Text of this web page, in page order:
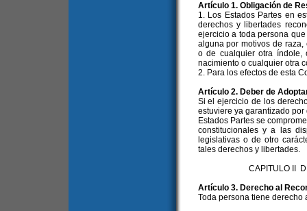
Artículo 1. Obligación de
1. Los Estados Partes en
derechos y libertades
ejercicio a toda persona
alguna por motivos de
o de cualquier otra índole,
nacimiento o cualquier otra
2. Para los efectos de esta
Artículo 2. Deber de
Si el ejercicio de los
estuviere ya garantizado
Estados Partes se
constitucionales y a las
legislativas o de otro
tales derechos y libertades.
CAPITULO II
Artículo 3. Derecho al
Toda persona tiene